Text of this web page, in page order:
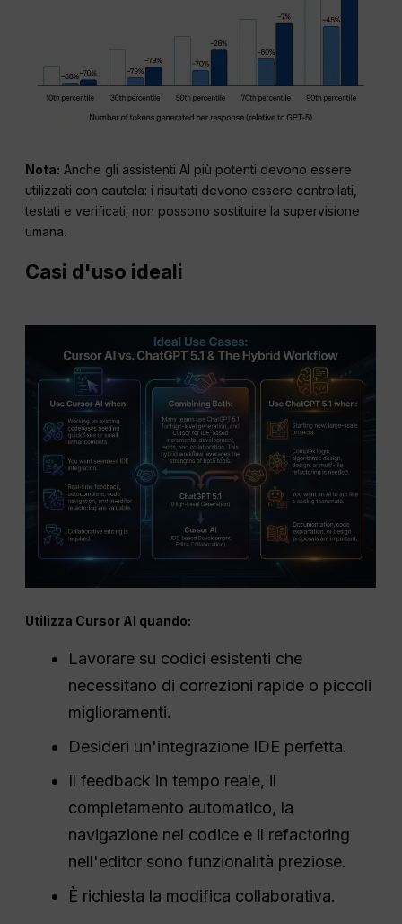
Nota: Anche gli assistenti AI più potenti devono essere
utilizzati con cautela: i risultati devono essere controllati,
testati e verificati; non possono sostituire la supervisione
umana.
Casi d'uso ideali
Utilizza Cursor AI quando:
Lavorare su codici esistenti che
necessitano di correzioni rapide o piccoli
miglioramenti.
Desideri un'integrazione IDE perfetta.
Il feedback in tempo reale, il
completamento automatico, la
navigazione nel codice e il refactoring
nell'editor sono funzionalità preziose.
È richiesta la modifica collaborativa.